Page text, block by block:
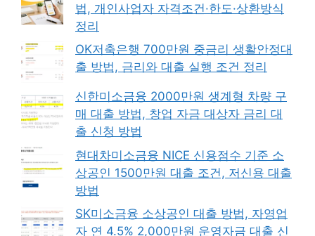
법, 개인사업자 자격조건·한도·상환방식
정리
OK저축은행 700만원 중금리 생활안정대
출 방법, 금리와 대출 실행 조건 정리
신한미소금융 2000만원 생계형 차량 구
매 대출 방법, 창업 자금 대상자 금리 대
출 신청 방법
현대차미소금융 NICE 신용점수 기준 소
상공인 1500만원 대출 조건, 저신용 대출
방법
SK미소금융 소상공인 대출 방법, 자영업
자 연 4.5% 2,000만원 운영자금 대출 신